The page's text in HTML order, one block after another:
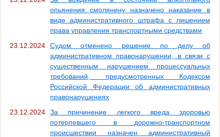
опьянения смолянину назначено наказание в
виде административного штрафа с лишением
права управления транспортными средствами
23.12.2024
Судом отменено решение по делу об
административном правонарушении, в связи с
существенным нарушением процессуальных
требований, предусмотренных Кодексом
Российской Федерации об административных
правонарушениях
23.12.2024
За причинение легкого вреда здоровью
потерпевшего в дорожно-транспортном
происшествии назначен административный